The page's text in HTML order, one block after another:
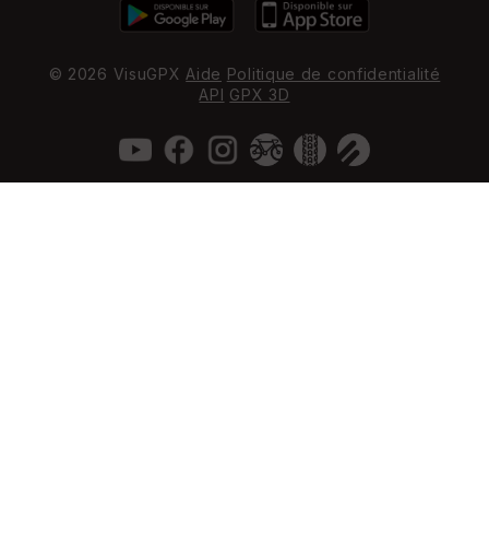
© 2026 VisuGPX Aide Politique de confidentialité
API GPX 3D